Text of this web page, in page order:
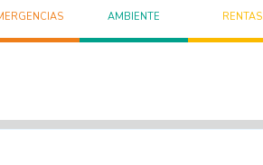
AMBIENTE RENTAS